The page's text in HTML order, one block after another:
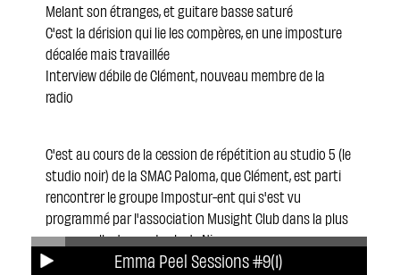
Emma Peel Sessions #9(1)
Melant son étranges, et guitare basse saturé
C'est la dérision qui lie les compères, en une imposture
décalée mais travaillée
Interview débile de Clément, nouveau membre de la
radio
C'est au cours de la cession de répétition au studio 5 (le
studio noir) de la SMAC Paloma, que Clément, est parti
rencontrer le groupe Impostur-ent qui s'est vu
programmé par l'association Musight Club dans la plus
grosse salle de spectacle de Nimes
Première date sur une scène de cette ampleur